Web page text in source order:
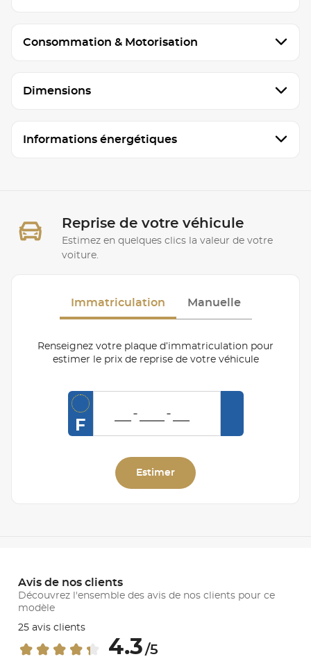
Consommation & Motorisation
Dimensions
Informations énergétiques
Reprise de votre véhicule
Estimez en quelques clics la valeur de votre
voiture.
Immatriculation Manuelle
Renseignez votre plaque d’immatriculation pour
estimer le prix de reprise de votre véhicule
F
Estimer
Avis de nos clients
Découvrez l'ensemble des avis de nos clients pour ce
modèle
25 avis clients
4.3 /5